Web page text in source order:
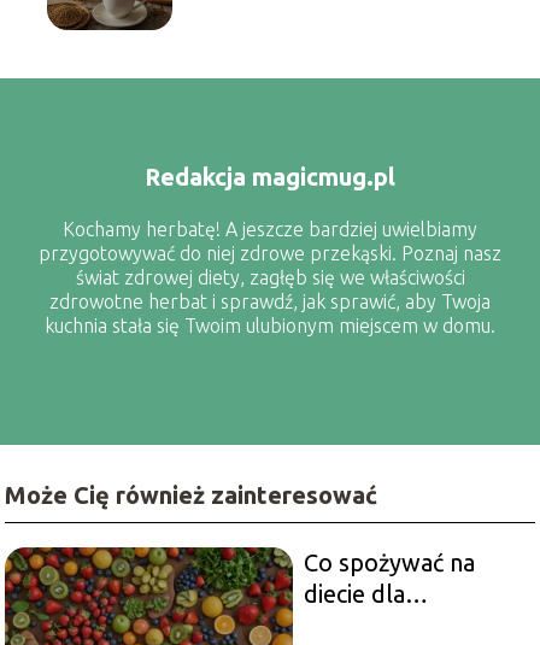
Redakcja magicmug.pl
Kochamy herbatę! A jeszcze bardziej uwielbiamy
przygotowywać do niej zdrowe przekąski. Poznaj nasz
świat zdrowej diety, zagłęb się we właściwości
zdrowotne herbat i sprawdź, jak sprawić, aby Twoja
kuchnia stała się Twoim ulubionym miejscem w domu.
Może Cię również zainteresować
Co spożywać na
diecie dla